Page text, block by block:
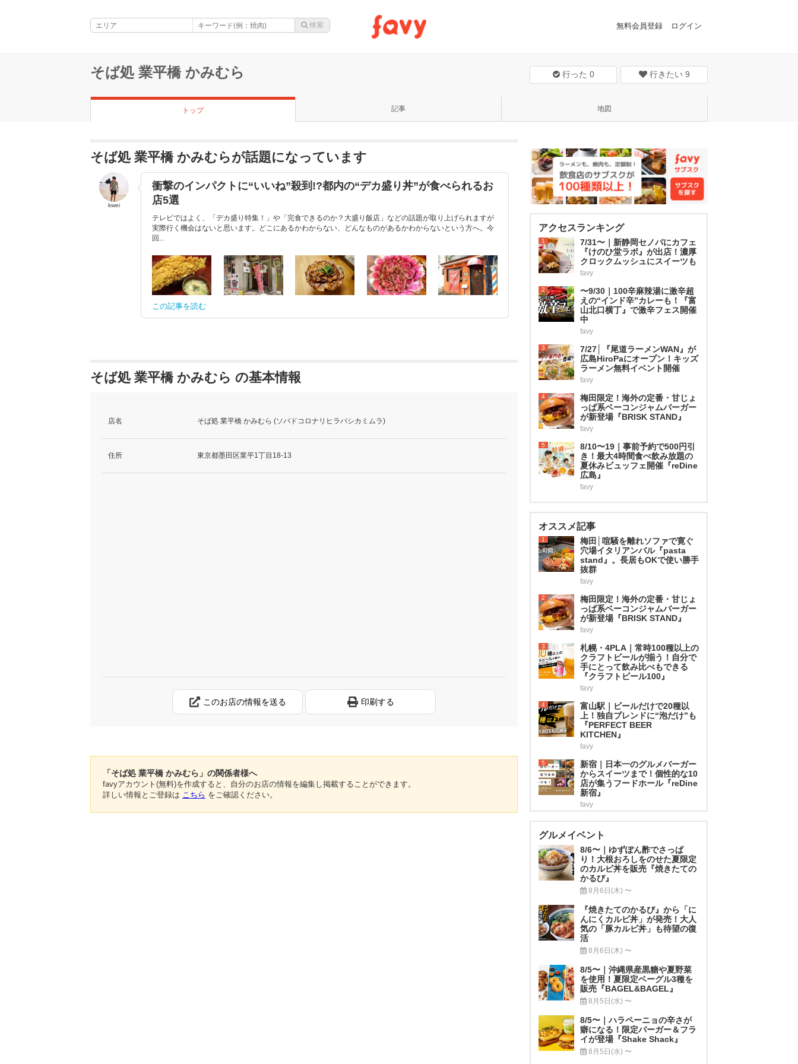
無料会員登録 ログイン
そば処 業平橋 かみむら 行った 0 行きたい 9
トップ 記事 地図
そば処 業平橋 かみむらが話題になっています
kwei
衝撃のインパクトに“いいね”殺到!?都内の“デカ盛り丼”が食べられるお
店5選
テレビではよく、「デカ盛り特集！」や「完食できるのか？大盛り飯店」などの話題が取り上げられますが
実際行く機会はないと思います。どこにあるかわからない、どんなものがあるかわからないという方へ。今
回...
この記事を読む
そば処 業平橋 かみむら の基本情報
店名 そば処 業平橋 かみむら (ソバドコロナリヒラバシカミムラ)
住所 東京都墨田区業平1丁目18-13
このお店の情報を送る 印刷する
「そば処 業平橋 かみむら」の関係者様へ
favyアカウント(無料)を作成すると、自分のお店の情報を編集し掲載することができます。
詳しい情報とご登録は こちら をご確認ください。
アクセスランキング
1
7/31〜｜新静岡セノバにカフェ
『けのひ堂ラボ』が出店！濃厚
クロックムッシュにスイーツも
favy
2
〜9/30｜100辛麻辣湯に激辛超
えの“インド辛”カレーも！『富
山北口横丁』で激辛フェス開催
中
favy
3
7/27│『尾道ラーメンWAN』が
広島HiroPaにオープン！キッズ
ラーメン無料イベント開催
favy
4
梅田限定！海外の定番・甘じょ
っぱ系ベーコンジャムバーガー
が新登場『BRISK STAND』
favy
5
8/10〜19｜事前予約で500円引
き！最大4時間食べ飲み放題の
夏休みビュッフェ開催『reDine
広島』
favy
オススメ記事
1
梅田│喧騒を離れソファで寛ぐ
穴場イタリアンバル『pasta
stand』。長居もOKで使い勝手
抜群
favy
2
梅田限定！海外の定番・甘じょ
っぱ系ベーコンジャムバーガー
が新登場『BRISK STAND』
favy
3
札幌・4PLA｜常時100種以上の
クラフトビールが揃う！自分で
手にとって飲み比べもできる
『クラフトビール100』
favy
4
富山駅｜ビールだけで20種以
上！独自ブレンドに“泡だけ”も
『PERFECT BEER
KITCHEN』
favy
5
新宿｜日本一のグルメバーガー
からスイーツまで！個性的な10
店が集うフードホール『reDine
新宿』
favy
グルメイベント
8/6〜｜ゆずぽん酢でさっぱ
り！大根おろしをのせた夏限定
のカルビ丼を販売『焼きたての
かるび』
8月6日(木) 〜
『焼きたてのかるび』から「に
んにくカルビ丼」が発売！大人
気の「豚カルビ丼」も待望の復
活
8月6日(木) 〜
8/5〜｜沖縄県産黒糖や夏野菜
を使用！夏限定ベーグル3種を
販売『BAGEL&BAGEL』
8月5日(水) 〜
8/5〜｜ハラペーニョの辛さが
癖になる！限定バーガー＆フラ
イが登場『Shake Shack』
8月5日(水) 〜